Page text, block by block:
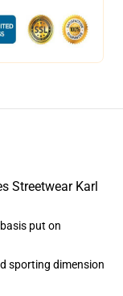
Streetwear Karl
put on
sporting dimension